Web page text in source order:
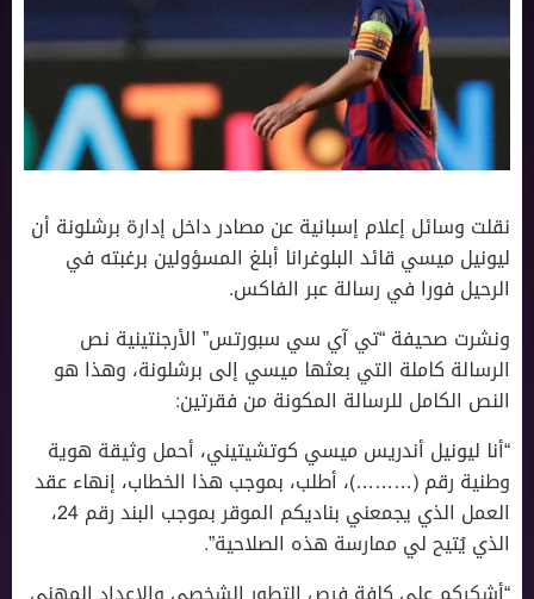
نقلت وسائل إعلام إسبانية عن ‏مصادر داخل إدارة برشلونة أن
ليونيل ميسي قائد البلوغرانا أبلغ المسؤولين برغبته في
الرحيل فورا في رسالة عبر الفاكس.
ونشرت صحيفة “تي آي سي سبورتس” الأرجنتينية نص
الرسالة كاملة التي بعثها ميسي إلى برشلونة، وهذا هو
النص الكامل للرسالة المكونة من فقرتين:
“أنا ليونيل أندريس ميسي كوتشيتيني، أحمل وثيقة هوية
وطنية رقم (………)، أطلب، بموجب هذا الخطاب، إنهاء عقد
العمل الذي يجمعني بناديكم الموقر بموجب البند رقم 24،
الذي يُتيح لي ممارسة هذه الصلاحية”.